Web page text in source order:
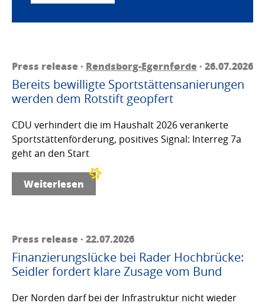
Press release · Rendsborg-Egernførde· 26.07.2026
Bereits bewilligte Sportstättensanierungen
werden dem Rotstift geopfert
CDU verhindert die im Haushalt 2026 verankerte
Sportstättenförderung, positives Signal: Interreg 7a
geht an den Start
Weiterlesen
Press release · 22.07.2026
Finanzierungslücke bei Rader Hochbrücke:
Seidler fordert klare Zusage vom Bund
Der Norden darf bei der Infrastruktur nicht wieder